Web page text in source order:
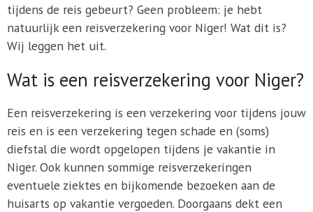
tijdens de reis gebeurt? Geen probleem: je hebt
natuurlijk een reisverzekering voor Niger! Wat dit is?
Wij leggen het uit.
Wat is een reisverzekering voor Niger?
Een reisverzekering is een verzekering voor tijdens jouw
reis en is een verzekering tegen schade en (soms)
diefstal die wordt opgelopen tijdens je vakantie in
Niger. Ook kunnen sommige reisverzekeringen
eventuele ziektes en bijkomende bezoeken aan de
huisarts op vakantie vergoeden. Doorgaans dekt een